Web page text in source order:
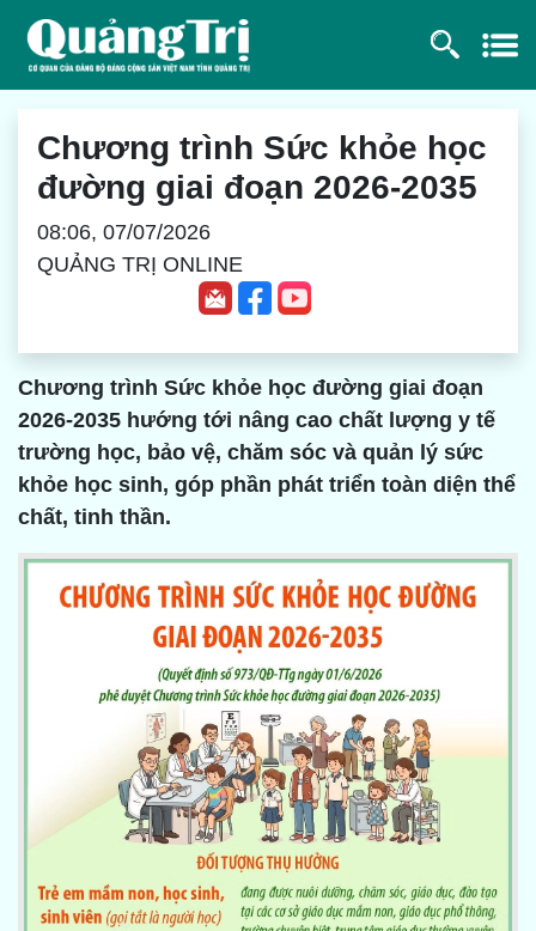
Chương trình Sức khỏe học
đường giai đoạn 2026-2035
08:06, 07/07/2026
QUẢNG TRỊ ONLINE
Chương trình Sức khỏe học đường giai đoạn
2026-2035 hướng tới nâng cao chất lượng y tế
trường học, bảo vệ, chăm sóc và quản lý sức
khỏe học sinh, góp phần phát triển toàn diện thể
chất, tinh thần.